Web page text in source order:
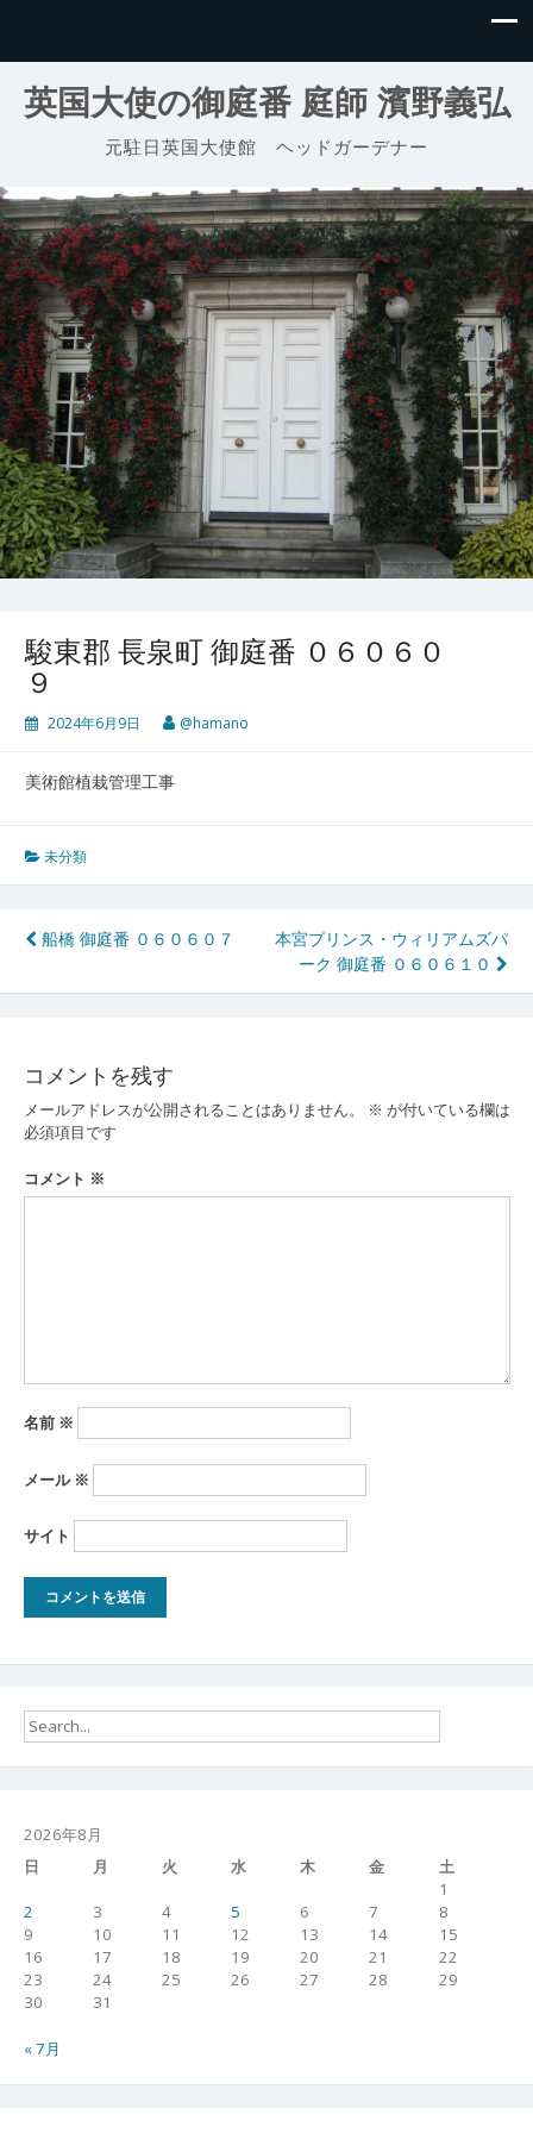
英国大使の御庭番 庭師 濱野義弘
元駐日英国大使館 ヘッドガーデナー
駿東郡 長泉町 御庭番 ０６０６０
９
2024年6月9日 @hamano
美術館植栽管理工事
未分類
投
稿
ビ
ゲ
ー
シ
船橋 御庭番 ０６０６０７
本宮プリンス・ウィリアムズパ
ーク 御庭番 ０６０６１０
コメントを残す
メールアドレスが公開されることはありません。 ※ が付いている欄は
必須項目です
コメント ※
名前 ※
メール ※
サイト
2026年8月
日
月 火 水 木 金
土
1
2
3 4 5 6 7
8
9
10 11 12 13 14
15
16
17 18 19 20 21
22
23
24 25 26 27 28
29
30
31
« 7月